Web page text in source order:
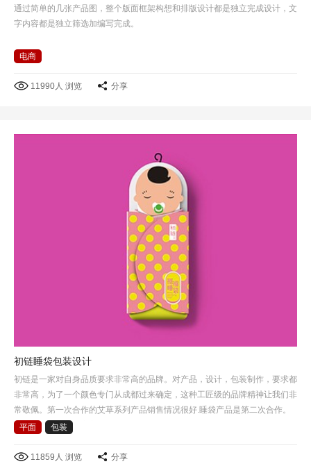
通过简单的几张产品图，整个版面框架构想和排版设计都是独立完成设计，文
字内容都是独立筛选加编写完成。
电商
11990人 浏览 分享
初链睡袋包装设计
初链是一家对自身品质要求非常高的品牌。对产品，设计，包装制作，要求都
非常高，为了一个颜色专门从成都过来确定，这种工匠级的品牌精神让我们非
常敬佩。第一次合作的艾草系列产品销售情况很好.睡袋产品是第二次合作。
这次选择了睡袋包裹方式作为产品包装创意的出发点，把睡…
平面 包装
11859人 浏览 分享